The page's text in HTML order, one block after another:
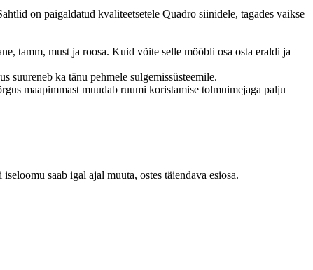
on paigaldatud kvaliteetsetele Quadro siinidele, tagades vaikse
tamm, must ja roosa. Kuid võite selle mööbli osa osta eraldi ja
suureneb ka tänu pehmele sulgemissüsteemile.
maapimmast muudab ruumi koristamise tolmuimejaga palju
saab igal ajal muuta, ostes täiendava esiosa.